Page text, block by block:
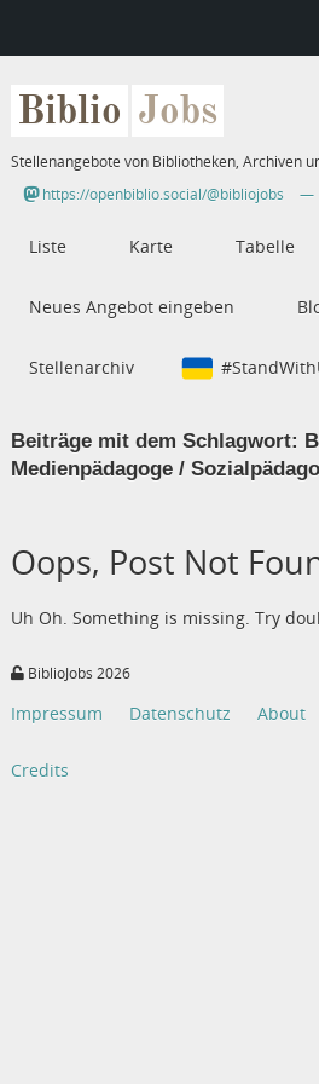
Biblio Jobs
Stellenangebote von Bibliotheken, Archiven
https://openbiblio.social/@bibliojobs
—
Liste Karte Tabelle
Neues Angebot eingeben
Stellenarchiv
Beiträge mit dem Schlagwort:
Medienpädagoge /
Oops, Post Not
Uh Oh. Something is missing. Try
BiblioJobs 2026
Impressum Datenschutz About
Credits